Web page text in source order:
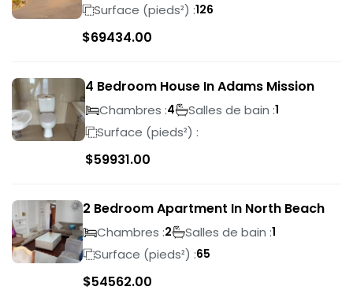
Surface (pieds²) :126
$69434.00
4 Bedroom House In Adams Mission
Chambres :4 Salles de bain :1
Surface (pieds²) :
$59931.00
2 Bedroom Apartment In North Beach
Chambres :2 Salles de bain :1
Surface (pieds²) :65
$54562.00